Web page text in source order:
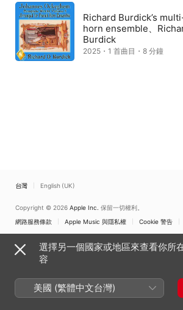
Richard Burdick’s
horn ensemble、
Burdick
2025・1 首曲目・8 分鐘
台灣 English (UK)
Copyright © 2026 Apple Inc. 保留一切權利。
網路服務條款
Apple Music 與隱私權 Cookie 警告
選擇另一個國家或地區來查看你所
容
美國 (繁體中文台灣)